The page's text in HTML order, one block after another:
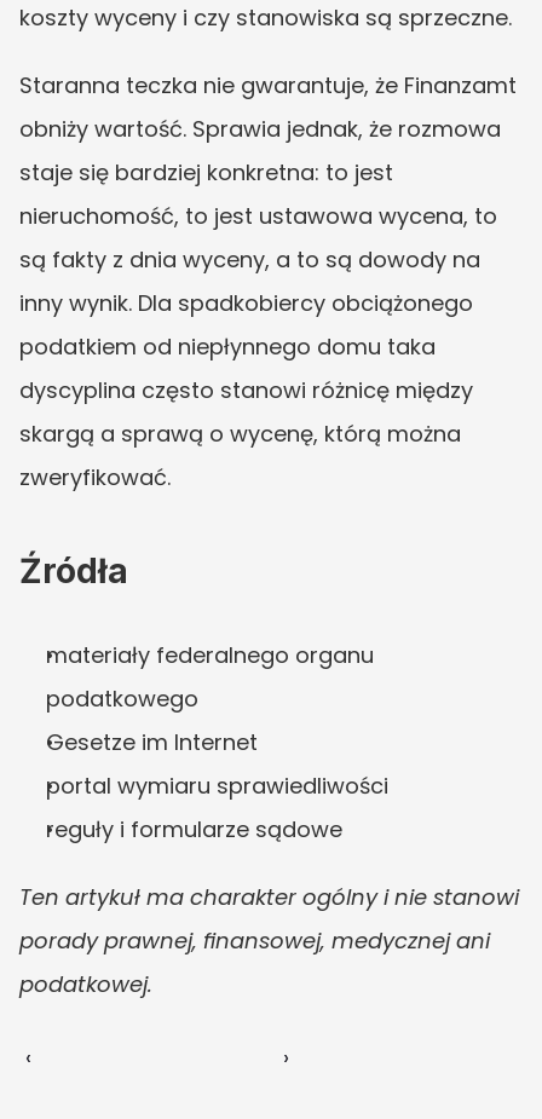
koszty wyceny i czy stanowiska są sprzeczne.
Staranna teczka nie gwarantuje, że Finanzamt
obniży wartość. Sprawia jednak, że rozmowa
staje się bardziej konkretna: to jest
nieruchomość, to jest ustawowa wycena, to
są fakty z dnia wyceny, a to są dowody na
inny wynik. Dla spadkobiercy obciążonego
podatkiem od niepłynnego domu taka
dyscyplina często stanowi różnicę między
skargą a sprawą o wycenę, którą można
zweryfikować.
Źródła
materiały federalnego organu
podatkowego
Gesetze im Internet
portal wymiaru sprawiedliwości
reguły i formularze sądowe
Ten artykuł ma charakter ogólny i nie stanowi
porady prawnej, finansowej, medycznej ani
podatkowej.
‹ ›